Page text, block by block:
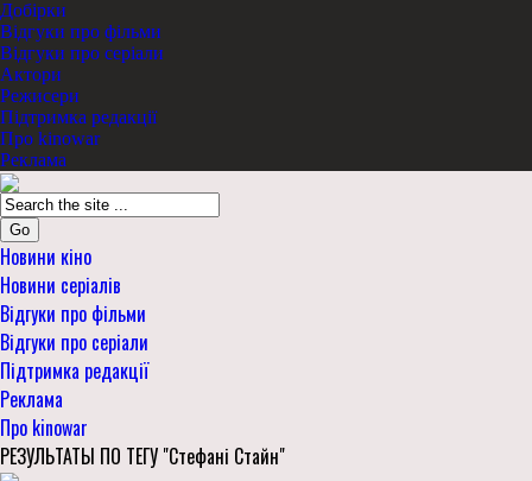
Добірки
Відгуки про фільми
Відгуки про серіали
Актори
Режисери
Підтримка редакції
Про kinowar
Реклама
Go
Новини кіно
Новини серіалів
Відгуки про фільми
Відгуки про серіали
Підтримка редакції
Реклама
Про kinowar
РЕЗУЛЬТАТЫ ПО ТЕГУ "Стефані Стайн"